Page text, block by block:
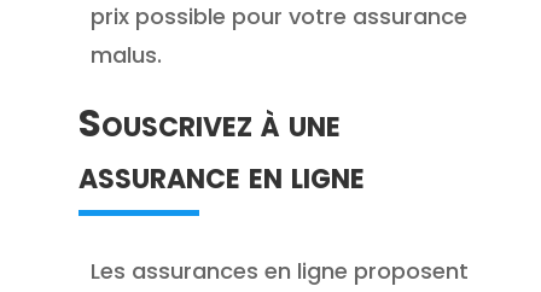
prix possible pour votre assurance
malus.
Souscrivez à une
assurance en ligne
Les assurances en ligne proposent